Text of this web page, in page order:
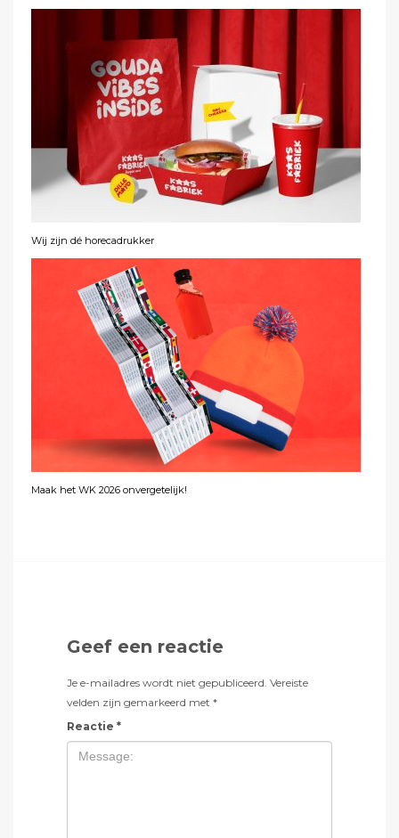
Wij zijn dé horecadrukker
Maak het WK 2026 onvergetelijk!
Geef een reactie
Je e-mailadres wordt niet gepubliceerd. Vereiste
velden zijn gemarkeerd met *
Reactie *